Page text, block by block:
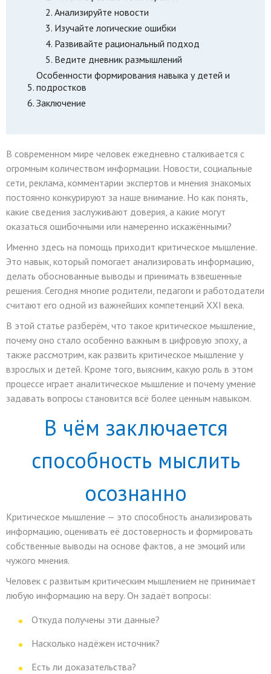
Анализируйте новости
Изучайте логические ошибки
Развивайте рациональный подход
Ведите дневник размышлений
Особенности формирования навыка у детей и
подростков
Заключение
В современном мире человек ежедневно сталкивается с
огромным количеством информации. Новости, социальные
сети, реклама, комментарии экспертов и мнения знакомых
постоянно конкурируют за наше внимание. Но как понять,
какие сведения заслуживают доверия, а какие могут
оказаться ошибочными или намеренно искажёнными?
Именно здесь на помощь приходит критическое мышление.
Это навык, который помогает анализировать информацию,
делать обоснованные выводы и принимать взвешенные
решения. Сегодня многие родители, педагоги и работодатели
считают его одной из важнейших компетенций XXI века.
В этой статье разберём, что такое критическое мышление,
почему оно стало особенно важным в цифровую эпоху, а
также рассмотрим, как развить критическое мышление у
взрослых и детей. Кроме того, выясним, какую роль в этом
процессе играет аналитическое мышление и почему умение
задавать вопросы становится всё более ценным навыком.
В чём заключается
способность мыслить
осознанно
Критическое мышление — это способность анализировать
информацию, оценивать её достоверность и формировать
собственные выводы на основе фактов, а не эмоций или
чужого мнения.
Человек с развитым критическим мышлением не принимает
любую информацию на веру. Он задаёт вопросы:
Откуда получены эти данные?
Насколько надёжен источник?
Есть ли доказательства?